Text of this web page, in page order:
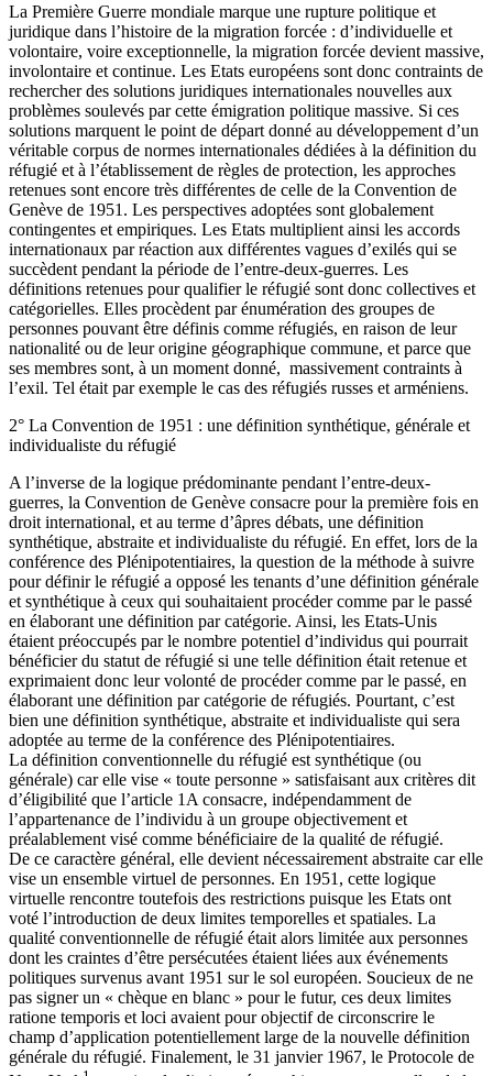
La Première Guerre mondiale marque une rupture politique et
juridique dans l’histoire de la migration forcée : d’individuelle et
volontaire, voire exceptionnelle, la migration forcée devient massive,
involontaire et continue. Les Etats européens sont donc contraints de
rechercher des solutions juridiques internationales nouvelles aux
problèmes soulevés par cette émigration politique massive. Si ces
solutions marquent le point de départ donné au développement d’un
véritable corpus de normes internationales dédiées à la définition du
réfugié et à l’établissement de règles de protection, les approches
retenues sont encore très différentes de celle de la Convention de
Genève de 1951. Les perspectives adoptées sont globalement
contingentes et empiriques. Les Etats multiplient ainsi les accords
internationaux par réaction aux différentes vagues d’exilés qui se
succèdent pendant la période de l’entre-deux-guerres. Les
définitions retenues pour qualifier le réfugié sont donc collectives et
catégorielles. Elles procèdent par énumération des groupes de
personnes pouvant être définis comme réfugiés, en raison de leur
nationalité ou de leur origine géographique commune, et parce que
ses membres sont, à un moment donné, massivement contraints à
l’exil. Tel était par exemple le cas des réfugiés russes et arméniens.
2° La Convention de 1951 : une définition synthétique, générale et
individualiste du réfugié
A l’inverse de la logique prédominante pendant l’entre-deux-
guerres, la Convention de Genève consacre pour la première fois en
droit international, et au terme d’âpres débats, une définition
synthétique, abstraite et individualiste du réfugié. En effet, lors de la
conférence des Plénipotentiaires, la question de la méthode à suivre
pour définir le réfugié a opposé les tenants d’une définition générale
et synthétique à ceux qui souhaitaient procéder comme par le passé
en élaborant une définition par catégorie. Ainsi, les Etats-Unis
étaient préoccupés par le nombre potentiel d’individus qui pourrait
bénéficier du statut de réfugié si une telle définition était retenue et
exprimaient donc leur volonté de procéder comme par le passé, en
élaborant une définition par catégorie de réfugiés. Pourtant, c’est
bien une définition synthétique, abstraite et individualiste qui sera
adoptée au terme de la conférence des Plénipotentiaires.
La définition conventionnelle du réfugié est synthétique (ou
générale) car elle vise « toute personne » satisfaisant aux critères dit
d’éligibilité que l’article 1A consacre, indépendamment de
l’appartenance de l’individu à un groupe objectivement et
préalablement visé comme bénéficiaire de la qualité de réfugié.
De ce caractère général, elle devient nécessairement abstraite car elle
vise un ensemble virtuel de personnes. En 1951, cette logique
virtuelle rencontre toutefois des restrictions puisque les Etats ont
voté l’introduction de deux limites temporelles et spatiales. La
qualité conventionnelle de réfugié était alors limitée aux personnes
dont les craintes d’être persécutées étaient liées aux événements
politiques survenus avant 1951 sur le sol européen. Soucieux de ne
pas signer un « chèque en blanc » pour le futur, ces deux limites
ratione temporis et loci avaient pour objectif de circonscrire le
champ d’application potentiellement large de la nouvelle définition
générale du réfugié. Finalement, le 31 janvier 1967, le Protocole de